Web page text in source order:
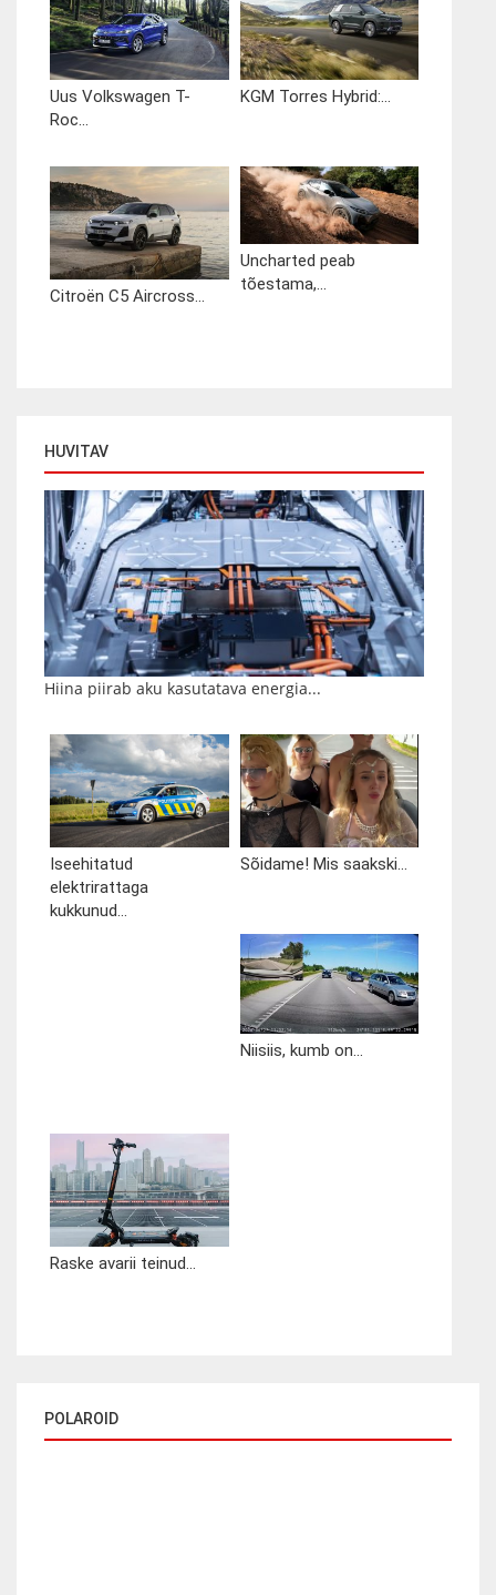
Uus Volkswagen T-
Roc...
KGM Torres Hybrid:...
Citroën C5 Aircross...
Uncharted peab
tõestama,...
HUVITAV
Hiina piirab aku kasutatava energia...
Iseehitatud
elektrirattaga
kukkunud...
Sõidame! Mis saakski...
Niisiis, kumb on...
Raske avarii teinud...
POLAROID